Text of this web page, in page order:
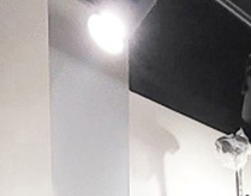
페이코 ID로 페이코 라이